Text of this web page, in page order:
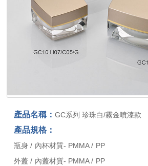
產品名稱： GC系列 珍珠白/霧金噴漆款
產品規格：
瓶身 / 內杯材質- PMMA / PP
外蓋 / 內蓋材質- PMMA / PP